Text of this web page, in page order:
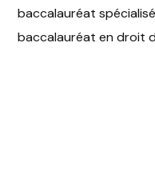
baccalauréat
baccalauréat en droit